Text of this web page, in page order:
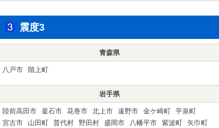
震度3
青森県
八戸市 階上町
岩手県
陸前高田市 釜石市 花巻市 北上市 遠野市 金ケ崎町
平泉町
宮古市
山田町 普代村 野田村 盛岡市 八幡平市 紫波町 矢巾町